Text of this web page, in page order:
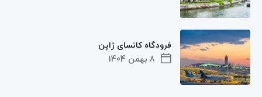
8 بهمن 1404
فرودگاه کانسای ژاپن